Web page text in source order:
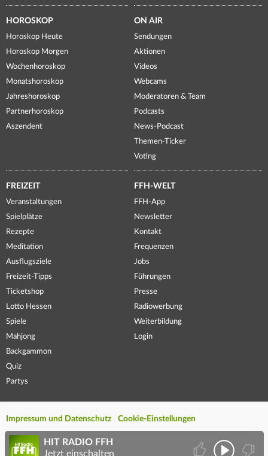
HOROSKOP
Horoskop Heute
Horoskop Morgen
Wochenhoroskop
Monatshoroskop
Jahreshoroskop
Partnerhoroskop
Aszendent
ON AIR
Sendungen
Aktionen
Videos
Webcams
Moderatoren & Team
Podcasts
News-Podcast
Themen-Ticker
Voting
FREIZEIT
Veranstaltungen
Spielplätze
Rezepte
Meditation
Ausflugsziele
Freizeit-Tipps
Ticketshop
Lotto Hessen
Spiele
Mahjong
Backgammon
Quiz
Partys
FFH-WELT
FFH-App
Newsletter
Kontakt
Frequenzen
Jobs
Führungen
Presse
Radiowerbung
Weiterbildung
Login
Impressum und Datenschutz Cookie-Einstellungen
HIT RADIO FFH
Jetzt einschalten